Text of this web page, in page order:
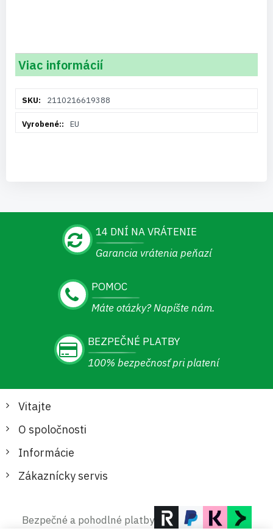
Viac informácií
informácií2110216619388
EU
14 DNÍ NA VRÁTENIE
Garancia vrátenia peňazí
POMOC
Máte otázky? Napíšte nám.
BEZPEČNÉ PLATBY
100% bezpečnosť pri platení
Vitajte
O spoločnosti
Informácie
Zákaznícky servis
Bezpečné a pohodlné platby